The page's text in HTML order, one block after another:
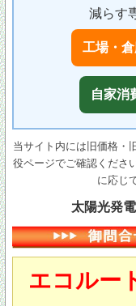
減らす
工場・
自家消
当サイト内には旧価格・
役ページでご確認くださ
に応じ
太陽光発電
エコルー